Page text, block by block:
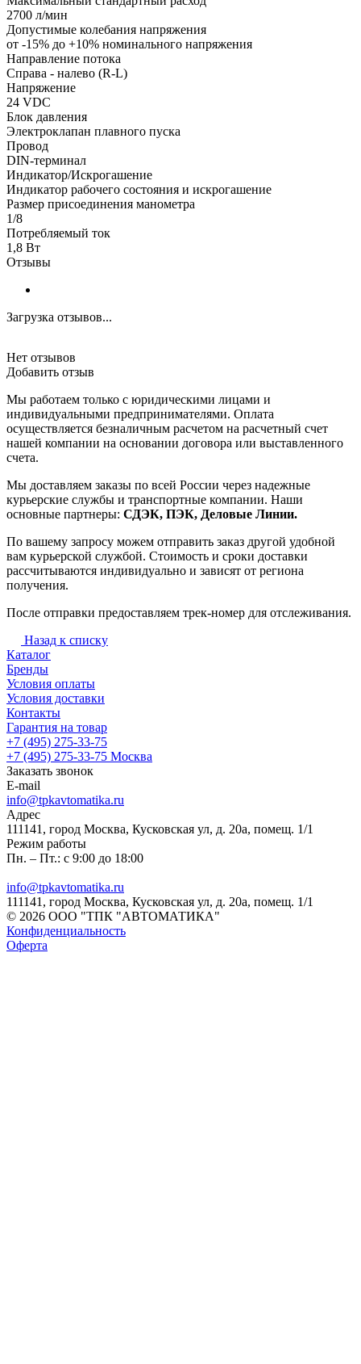
2700 л/мин
Допустимые колебания напряжения
от -15% до +10% номинального напряжения
Направление потока
Справа - налево (R-L)
Напряжение
24 VDC
Блок давления
Электроклапан плавного пуска
Провод
DIN-терминал
Индикатор/Искрогашение
Индикатор рабочего состояния и искрогашение
Размер присоединения манометра
1/8
Потребляемый ток
1,8 Вт
Отзывы
Загрузка отзывов...
Нет отзывов
Добавить отзыв
Мы работаем только с юридическими лицами и
индивидуальными предпринимателями. Оплата
осуществляется безналичным расчетом на расчетный счет
нашей компании на основании договора или выставленного
счета.
Мы доставляем заказы по всей России через надежные
курьерские службы и транспортные компании. Наши
основные партнеры: СДЭК, ПЭК, Деловые Линии.
По вашему запросу можем отправить заказ другой удобной
вам курьерской службой. Стоимость и сроки доставки
рассчитываются индивидуально и зависят от региона
получения.
После отправки предоставляем трек-номер для отслеживания.
Назад к списку
Каталог
Бренды
Условия оплаты
Условия доставки
Контакты
Гарантия на товар
+7 (495) 275-33-75
+7 (495) 275-33-75 Москва
Заказать звонок
E-mail
info@tpkavtomatika.ru
Адрес
111141, город Москва, Кусковская ул, д. 20а, помещ. 1/1
Режим работы
Пн. – Пт.: с 9:00 до 18:00
info@tpkavtomatika.ru
111141, город Москва, Кусковская ул, д. 20а, помещ. 1/1
© 2026 ООО "ТПК "АВТОМАТИКА"
Конфиденциальность
Оферта